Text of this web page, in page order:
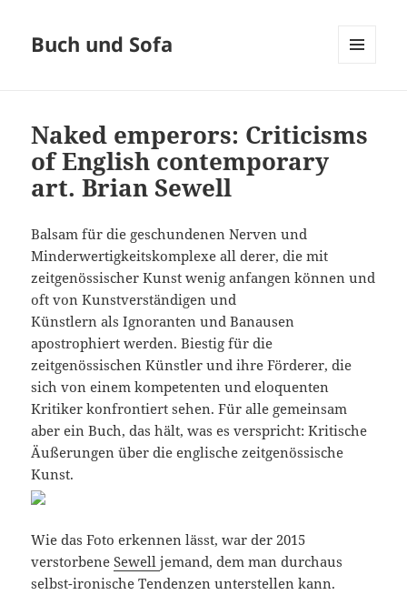
Buch und Sofa
Naked emperors: Criticisms
of English contemporary
art. Brian Sewell
Balsam für die geschundenen Nerven und
Minderwertigkeitskomplexe all derer, die mit
zeitgenössischer Kunst wenig anfangen können und
oft von Kunstverständigen und
Künstlern als Ignoranten und Banausen
apostrophiert werden. Biestig für die
zeitgenössischen Künstler und ihre Förderer, die
sich von einem kompetenten und eloquenten
Kritiker konfrontiert sehen. Für alle gemeinsam
aber ein Buch, das hält, was es verspricht: Kritische
Äußerungen über die englische zeitgenössische
Kunst.
Wie das Foto erkennen lässt, war der 2015
verstorbeneSewelljemand, dem man durchaus
selbst-ironische Tendenzen unterstellen kann.